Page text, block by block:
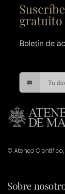
gratuito
Boletín de
© Ateneo
Sobre